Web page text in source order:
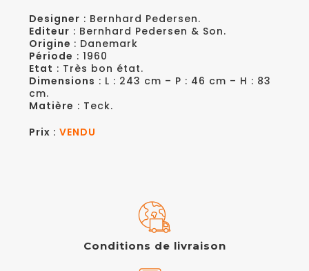
Designer : Bernhard Pedersen.
Editeur : Bernhard Pedersen & Son.
Origine : Danemark
Période : 1960
Etat : Très bon état.
Dimensions : L : 243 cm – P : 46 cm – H : 83
cm.
Matière : Teck.
Prix :VENDU
Conditions de livraison